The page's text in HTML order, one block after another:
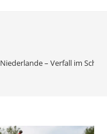
Niederlande – Verfall im